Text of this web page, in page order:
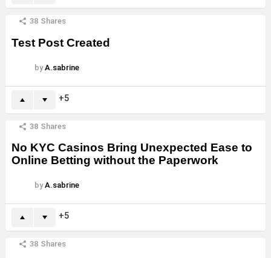
38 Shares
Test Post Created
by A.sabrine
5
38 Shares
No KYC Casinos Bring Unexpected Ease to
Online Betting without the Paperwork
by A.sabrine
5
38 Shares